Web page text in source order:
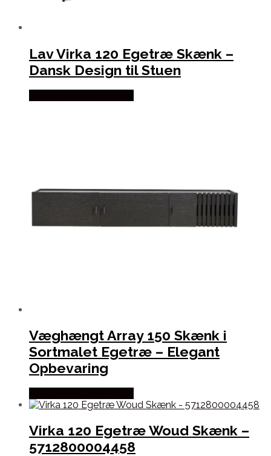
Lav Virka 120 Egetræ Skænk –
Dansk Design til Stuen
Væghængt Array 150 Skænk i
Sortmalet Egetræ – Elegant
Opbevaring
Virka 120 Egetræ Woud Skænk –
5712800004458